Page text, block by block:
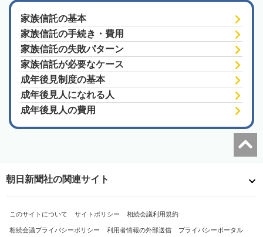
家族信託の基本
家族信託の手続き・費用
家族信託の失敗パターン
家族信託が必要なケース
成年後見制度の基本
成年後見人になれる人
成年後見人の費用
朝日新聞社の関連サイト
このサイトについて サイトポリシー 相続会議利用規約
相続会議プライバシーポリシー 利用者情報の外部送信 プライバシーポータル